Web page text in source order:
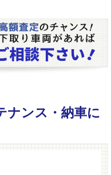
ナンス・納車に